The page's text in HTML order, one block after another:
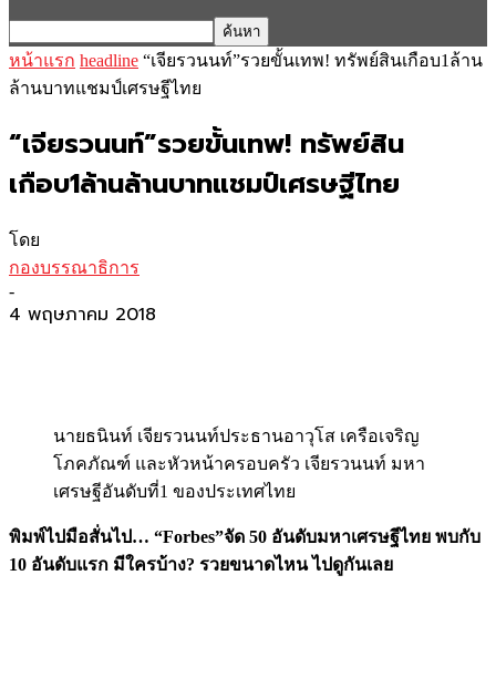
หน้าแรก headline “เจียรวนนท์”รวยขั้นเทพ! ทรัพย์สินเกือบ1ล้าน
ล้านบาทแชมป์เศรษฐีไทย
“เจียรวนนท์”รวยขั้นเทพ! ทรัพย์สิน
เกือบ1ล้านล้านบาทแชมป์เศรษฐีไทย
โดย
กองบรรณาธิการ
-
4 พฤษภาคม 2018
นายธนินท์ เจียรวนนท์ประธานอาวุโส เครือเจริญ
โภคภัณฑ์ และหัวหน้าครอบครัว เจียรวนนท์ มหา
เศรษฐีอันดับที่1 ของประเทศไทย
พิมพ์ไปมือสั่นไป… “Forbes”จัด 50 อันดับมหาเศรษฐีไทย พบกับ
10 อันดับแรก มีใครบ้าง? รวยขนาดไหน ไปดูกันเลย